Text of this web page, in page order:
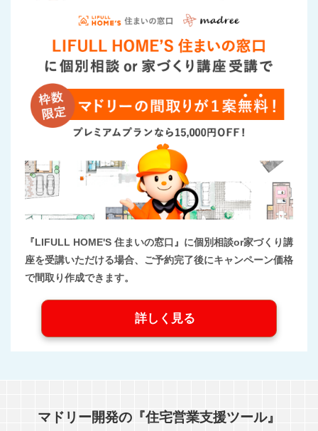
『LIFULL HOME'S 住まいの窓口』に個別相談or家づくり講
座を受講いただける場合、ご予約完了後にキャンペーン価格
で間取り作成できます。
詳しく見る
マドリー開発の『住宅営業支援ツール』